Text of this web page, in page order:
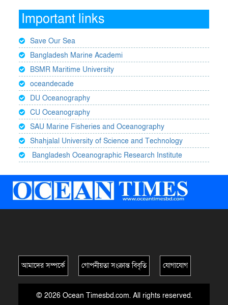
Important links
Save Our Sea
Bangladesh Marine Academi
BSMR Maritime University
oceandecade
DU Oceanography
CU Oceanography
SAU Marine Fisheries and Oceanography
Shahjalal University of Science and Technology
Bangladesh Oceanographic Research Institute
আমাদের সম্পর্কে গোপনীয়তা সংক্রান্ত বিবৃতি যোগাযোগ
© 2026 Ocean Timesbd.com. All rights reserved.